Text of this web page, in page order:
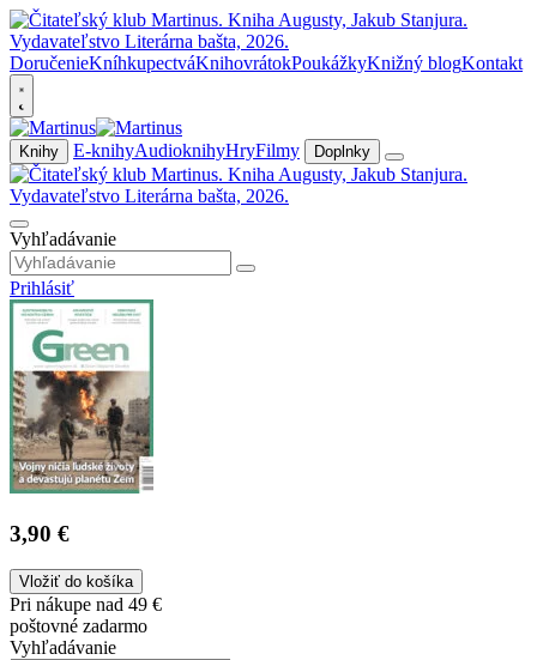
DoručenieKníhkupectváKnihovrátokPoukážkyKnižný blogKontakt
Knihy E-knihyAudioknihyHryFilmy Doplnky
Vyhľadávanie
Prihlásiť
3,90 €
Vložiť do košíka
Pri nákupe nad 49 €
poštovné zadarmo
Vyhľadávanie